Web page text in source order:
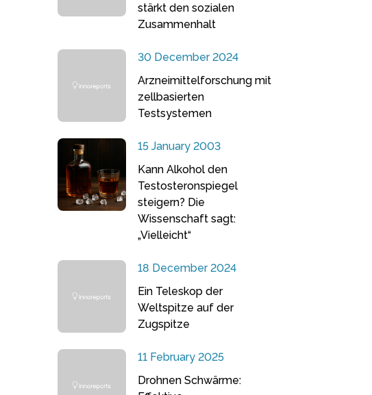
stärkt den sozialen
Zusammenhalt
30 December 2024
Arzneimittelforschung mit
zellbasierten
Testsystemen
15 January 2003
Kann Alkohol den
Testosteronspiegel
steigern? Die
Wissenschaft sagt:
„Vielleicht“
18 December 2024
Ein Teleskop der
Weltspitze auf der
Zugspitze
11 February 2025
Drohnen Schwärme: